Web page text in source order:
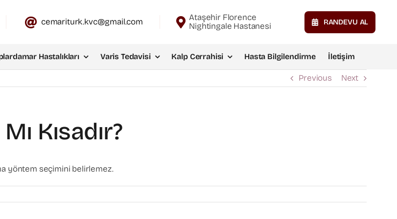
cemariturk.kvc@gmail.com
Ataşehir Florence
Nightingale Hastanesi
RANDEVU AL
Hastalıkları Varis Tedavisi Kalp Cerrahisi Hasta Bilgilendirme İletişim
Previous Next
Kısadır?
yöntem seçimini belirlemez.